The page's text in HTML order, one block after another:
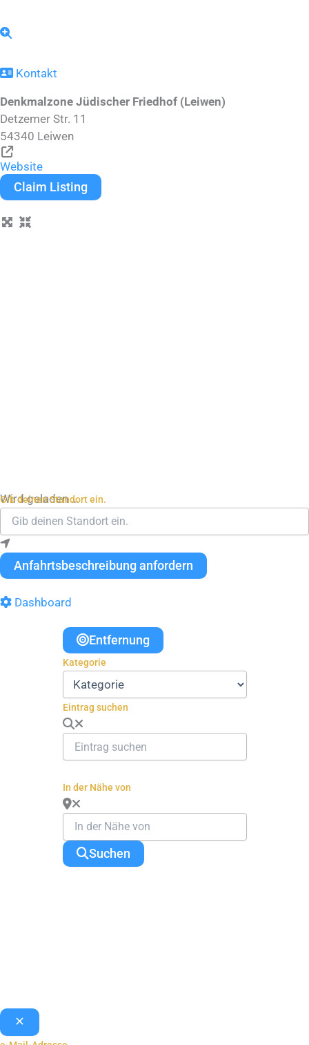
Kontakt
Denkmalzone Jüdischer Friedhof (Leiwen)
Detzemer Str. 11
54340 Leiwen
Website
Claim Listing
Wird geladen …
Gib deinen Standort ein.
Anfahrtsbeschreibung anfordern
Dashboard
Entfernung
Kategorie
Eintrag suchen
In der Nähe von
Suchen